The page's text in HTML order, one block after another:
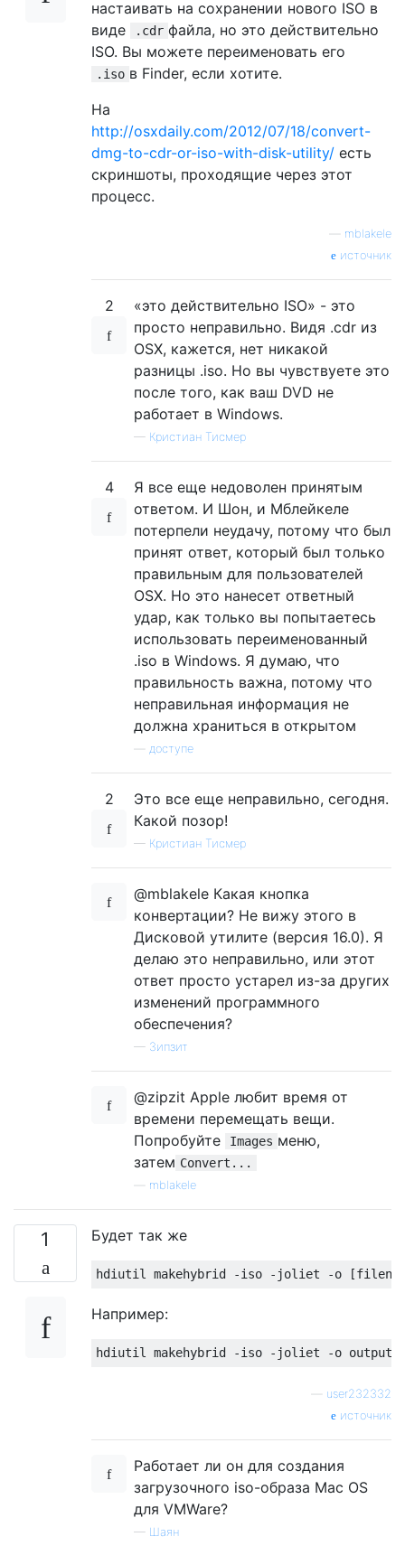
настаивать на сохранении нового ISO в
виде
.cdr файла, но это действительно
ISO. Вы можете переименовать его
.iso в Finder, если хотите.
На
http://osxdaily.com/2012/07/18/convert-
dmg-to-cdr-or-iso-with-disk-utility/ есть
скриншоты, проходящие через этот
процесс.
mblakele
источник
2
«это действительно ISO» - это
просто неправильно. Видя .cdr из
OSX, кажется, нет никакой
разницы .iso. Но вы чувствуете это
после того, как ваш DVD не
работает в Windows.
— Кристиан Тисмер
4
Я все еще недоволен принятым
ответом. И Шон, и Мблейкеле
потерпели неудачу, потому что был
принят ответ, который был только
правильным для пользователей
OSX. Но это нанесет ответный
удар, как только вы попытаетесь
использовать переименованный
.iso в Windows. Я думаю, что
правильность важна, потому что
неправильная информация не
должна храниться в открытом
доступе
2
Это все еще неправильно, сегодня.
Какой позор!
— Кристиан Тисмер
@mblakele Какая кнопка
конвертации? Не вижу этого в
Дисковой утилите (версия 16.0). Я
делаю это неправильно, или этот
ответ просто устарел из-за других
изменений программного
обеспечения?
— Зипзит
@zipzit Apple любит время от
времени перемещать вещи.
Попробуйте
Images меню,
затем Convert...
mblakele
1 Будет так же
Например:
user232332
источник
Работает ли он для создания
загрузочного iso-образа Mac OS
для VMWare?
— Шаян